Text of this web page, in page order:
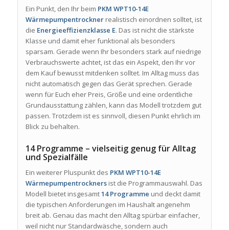
Ein Punkt, den Ihr beim PKM WPT10-14E
Wärmepumpentrocknerrealistisch einordnen solltet, ist
die Energieeffizienzklasse E. Das ist nicht die stärkste
Klasse und damit eher funktional als besonders
sparsam. Gerade wenn Ihr besonders stark auf niedrige
Verbrauchswerte achtet, ist das ein Aspekt, den Ihr vor
dem Kauf bewusst mitdenken solltet. Im Alltag muss das
nicht automatisch gegen das Gerät sprechen. Gerade
wenn für Euch eher Preis, Größe und eine ordentliche
Grundausstattung zählen, kann das Modell trotzdem gut
passen. Trotzdem ist es sinnvoll, diesen Punkt ehrlich im
Blick zu behalten.
14 Programme – vielseitig genug für Alltag
und Spezialfälle
Ein weiterer Pluspunkt des PKM WPT10-14E
Wärmepumpentrocknersist die Programmauswahl. Das
Modell bietet insgesamt14 Programme und deckt damit
die typischen Anforderungen im Haushalt angenehm
breit ab. Genau das macht den Alltag spürbar einfacher,
weil nicht nur Standardwäsche, sondern auch